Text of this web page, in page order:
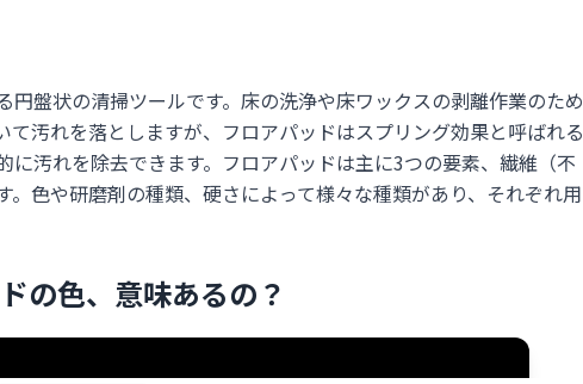
盤状の清掃ツールです。床の洗浄や床ワックスの剥離作業のため
汚れを落としますが、フロアパッドはスプリング効果と呼ばれる
汚れを除去できます。フロアパッドは主に3つの要素、繊維（不
色や研磨剤の種類、硬さによって様々な種類があり、それぞれ用
の色、意味あるの？